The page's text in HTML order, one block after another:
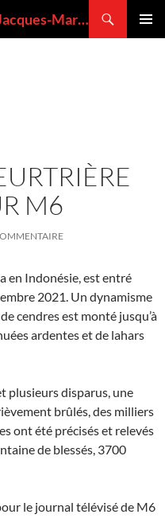
VOLCANMANIA : le blog de Jacques-Marie BARDINTZEFF, volcanologue
M6
en Indonésie, est entré
2021. Un dynamisme
cendres est monté jusqu’à
ardentes et de lahars
plusieurs disparus, une
brûlés, des milliers
ont été précisés et relevés
de blessés, 3700
le journal télévisé de M6